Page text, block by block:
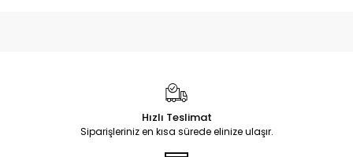
Hızlı Teslimat
Siparişleriniz en kısa sürede elinize ulaşır.